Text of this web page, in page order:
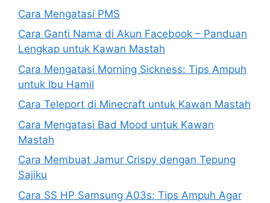
Cara Mengatasi PMS
Cara Ganti Nama di Akun Facebook – Panduan
Lengkap untuk Kawan Mastah
Cara Mengatasi Morning Sickness: Tips Ampuh
untuk Ibu Hamil
Cara Teleport di Minecraft untuk Kawan Mastah
Cara Mengatasi Bad Mood untuk Kawan
Mastah
Cara Membuat Jamur Crispy dengan Tepung
Sajiku
Cara SS HP Samsung A03s: Tips Ampuh Agar